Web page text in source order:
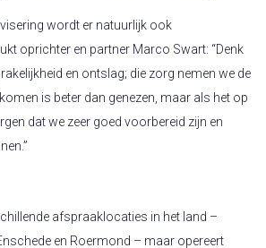
wordt er natuurlijk ook
oprichter en partner Marco Swart: “Denk
en ontslag; die zorg nemen we de
is beter dan genezen, maar als het op
dat we zeer goed voorbereid zijn en
afspraaklocaties in het land –
en Roermond – maar opereert